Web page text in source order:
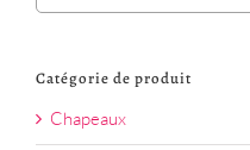
Catégorie de produit
Chapeaux